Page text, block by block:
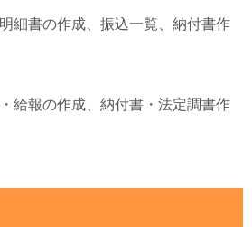
細書の作成、振込一覧、納付書作
給報の作成、納付書・法定調書作